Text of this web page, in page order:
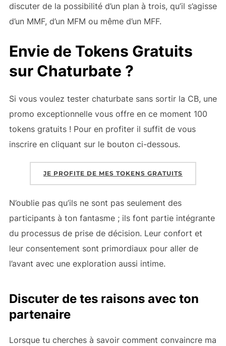
discuter de la possibilité d’un plan à trois, qu’il s’agisse
d’un MMF, d’un MFM ou même d’un MFF.
Envie de Tokens Gratuits
sur Chaturbate ?
Si vous voulez tester chaturbate sans sortir la CB, une
promo exceptionnelle vous offre en ce moment 100
tokens gratuits ! Pour en profiter il suffit de vous
inscrire en cliquant sur le bouton ci-dessous.
JE PROFITE DE MES TOKENS GRATUITS
N’oublie pas qu’ils ne sont pas seulement des
participants à ton fantasme ; ils font partie intégrante
du processus de prise de décision. Leur confort et
leur consentement sont primordiaux pour aller de
l’avant avec une exploration aussi intime.
Discuter de tes raisons avec ton
partenaire
Lorsque tu cherches à savoir comment convaincre ma